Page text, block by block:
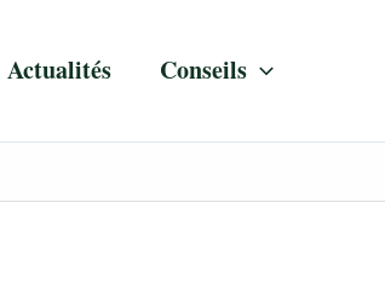
Actualités Conseils